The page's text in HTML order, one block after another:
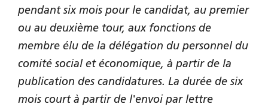
pendant six mois pour le candidat, au premier
ou au deuxième tour, aux fonctions de
membre élu de la délégation du personnel du
comité social et économique, à partir de la
publication des candidatures. La durée de six
mois court à partir de l'envoi par lettre